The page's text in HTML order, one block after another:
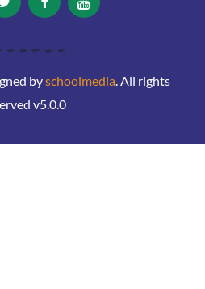
byschoolmedia . All rights
v5.0.0